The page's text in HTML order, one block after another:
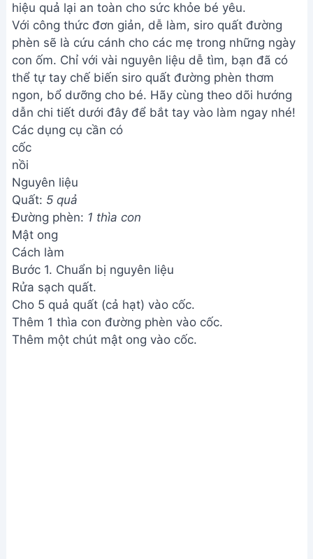
hiệu quả lại an toàn cho sức khỏe bé yêu.
Với công thức đơn giản, dễ làm, siro quất đường
phèn sẽ là cứu cánh cho các mẹ trong những ngày
con ốm. Chỉ với vài nguyên liệu dễ tìm, bạn đã có
thể tự tay chế biến siro quất đường phèn thơm
ngon, bổ dưỡng cho bé. Hãy cùng theo dõi hướng
dẫn chi tiết dưới đây để bắt tay vào làm ngay nhé!
Các dụng cụ cần có
cốc
nồi
Nguyên liệu
Quất: 5 quả
Đường phèn: 1 thìa con
Mật ong
Cách làm
Bước 1. Chuẩn bị nguyên liệu
Rửa sạch quất.
Cho 5 quả quất (cả hạt) vào cốc.
Thêm 1 thìa con đường phèn vào cốc.
Thêm một chút mật ong vào cốc.